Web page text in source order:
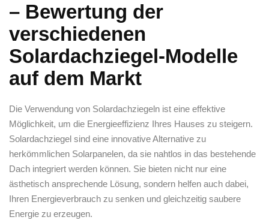
– Bewertung der‌
verschiedenen
Solardachziegel-Modelle
auf dem Markt
Die Verwendung von Solardachziegeln⁢ ist eine effektive
Möglichkeit, um die Energieeffizienz Ihres Hauses zu steigern.‍
Solardachziegel‍ sind eine innovative Alternative zu
herkömmlichen Solarpanelen, da sie nahtlos in das bestehende
⁢Dach integriert werden können. Sie bieten nicht nur eine
ästhetisch ansprechende ⁢Lösung, sondern helfen ⁣auch dabei,
Ihren Energieverbrauch⁣ zu senken und gleichzeitig saubere
Energie zu erzeugen.